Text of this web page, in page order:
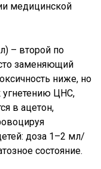
медицинской
– второй по
заменяющий
ниже, но
угнетению ЦНС,
в ацетон,
доза 1–2 мл/
состояние.